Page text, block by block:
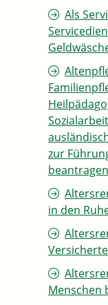
Als
zur
beantragen
in den
Menschen